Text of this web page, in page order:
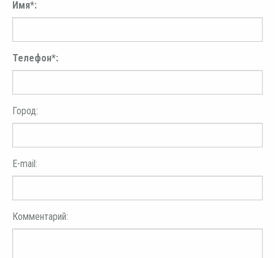
Имя*:
Телефон*:
Город:
E-mail:
Комментарий: